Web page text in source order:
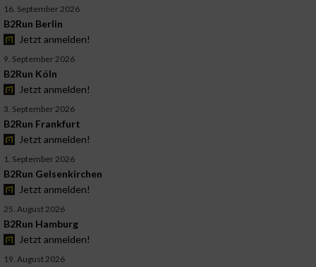
16. September 2026
B2Run Berlin
Jetzt anmelden!
9. September 2026
B2Run Köln
Jetzt anmelden!
3. September 2026
B2Run Frankfurt
Jetzt anmelden!
1. September 2026
B2Run Gelsenkirchen
Jetzt anmelden!
25. August 2026
B2Run Hamburg
Jetzt anmelden!
19. August 2026